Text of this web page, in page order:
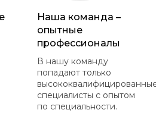
Наша команда –
опытные
профессионалы
В нашу команду
попадают только
специалисты с опытом
по специальности.